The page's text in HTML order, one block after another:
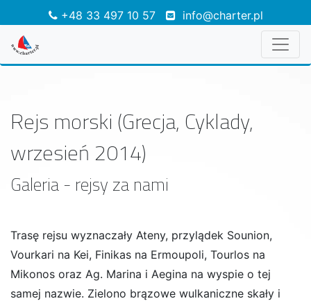
+48 33 497 10 57 info@charter.pl
Rejs morski (Grecja, Cyklady,
wrzesień 2014)
Galeria - rejsy za nami
Trasę rejsu wyznaczały Ateny, przylądek Sounion,
Vourkari na Kei, Finikas na Ermoupoli, Tourlos na
Mikonos oraz Ag. Marina i Aegina na wyspie o tej
samej nazwie. Zielono brązowe wulkaniczne skały i